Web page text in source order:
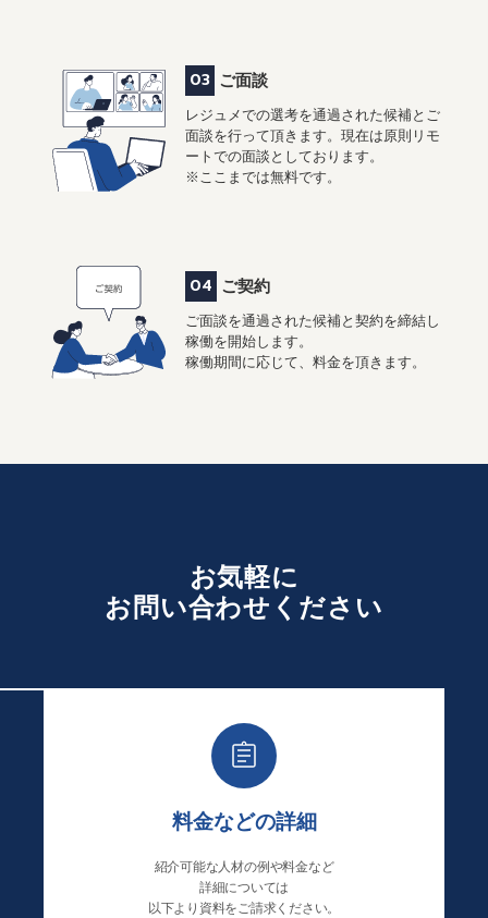
03 ご面談
レジュメでの選考を通過された候補とご
面談を行って頂きます。現在は原則リモ
ートでの面談としております。
※ここまでは無料です。
04 ご契約
ご面談を通過された候補と契約を締結し
稼働を開始します。
稼働期間に応じて、料金を頂きます。
お気軽に
お問い合わせください
料金などの詳細
紹介可能な人材の例や料金など
詳細については
以下より資料をご請求ください。